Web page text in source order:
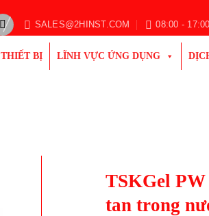
SALES@2HINST.COM 08:00 - 17:00
THIẾT BỊ LĨNH VỰC ỨNG DỤNG
TSKGel PW
tan trong